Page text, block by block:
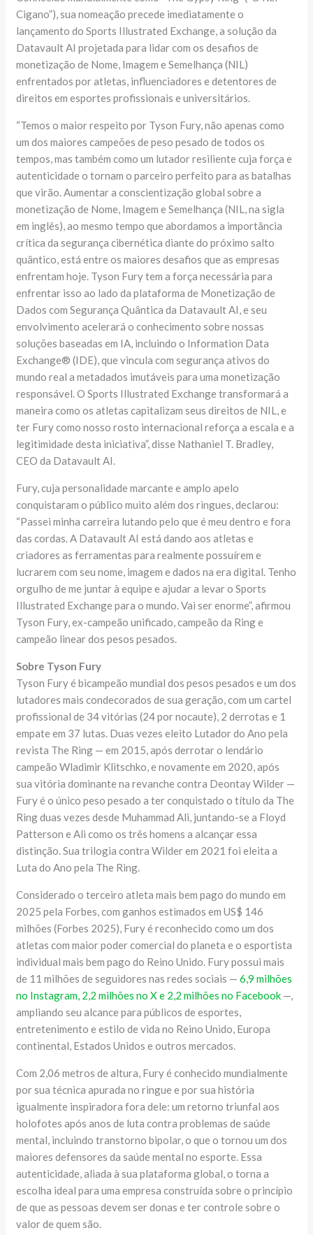
Cigano”), sua nomeação precede imediatamente o
lançamento do Sports Illustrated Exchange, a solução da
Datavault AI projetada para lidar com os desafios de
monetização de Nome, Imagem e Semelhança (NIL)
enfrentados por atletas, influenciadores e detentores de
direitos em esportes profissionais e universitários.
“Temos o maior respeito por Tyson Fury, não apenas como
um dos maiores campeões de peso pesado de todos os
tempos, mas também como um lutador resiliente cuja força e
autenticidade o tornam o parceiro perfeito para as batalhas
que virão. Aumentar a conscientização global sobre a
monetização de Nome, Imagem e Semelhança (NIL, na sigla
em inglês), ao mesmo tempo que abordamos a importância
crítica da segurança cibernética diante do próximo salto
quântico, está entre os maiores desafios que as empresas
enfrentam hoje. Tyson Fury tem a força necessária para
enfrentar isso ao lado da plataforma de Monetização de
Dados com Segurança Quântica da Datavault AI, e seu
envolvimento acelerará o conhecimento sobre nossas
soluções baseadas em IA, incluindo o Information Data
Exchange® (IDE), que vincula com segurança ativos do
mundo real a metadados imutáveis ​​para uma monetização
responsável. O Sports Illustrated Exchange transformará a
maneira como os atletas capitalizam seus direitos de NIL, e
ter Fury como nosso rosto internacional reforça a escala e a
legitimidade desta iniciativa”, disse Nathaniel T. Bradley,
CEO da Datavault AI.
Fury, cuja personalidade marcante e amplo apelo
conquistaram o público muito além dos ringues, declarou:
“Passei minha carreira lutando pelo que é meu dentro e fora
das cordas. A Datavault AI está dando aos atletas e
criadores as ferramentas para realmente possuírem e
lucrarem com seu nome, imagem e dados na era digital. Tenho
orgulho de me juntar à equipe e ajudar a levar o Sports
Illustrated Exchange para o mundo. Vai ser enorme”, afirmou
Tyson Fury, ex-campeão unificado, campeão da Ring e
campeão linear dos pesos pesados.
Sobre Tyson Fury
Tyson Fury é bicampeão mundial dos pesos pesados ​​e um dos
lutadores mais condecorados de sua geração, com um cartel
profissional de 34 vitórias (24 por nocaute), 2 derrotas e 1
empate em 37 lutas. Duas vezes eleito Lutador do Ano pela
revista The Ring — em 2015, após derrotar o lendário
campeão Wladimir Klitschko, e novamente em 2020, após
sua vitória dominante na revanche contra Deontay Wilder —
Fury é o único peso pesado a ter conquistado o título da The
Ring duas vezes desde Muhammad Ali, juntando-se a Floyd
Patterson e Ali como os três homens a alcançar essa
distinção. Sua trilogia contra Wilder em 2021 foi eleita a
Luta do Ano pela The Ring.
Considerado o terceiro atleta mais bem pago do mundo em
2025 pela Forbes, com ganhos estimados em US$ 146
milhões (Forbes 2025), Fury é reconhecido como um dos
atletas com maior poder comercial do planeta e o esportista
individual mais bem pago do Reino Unido. Fury possui mais
de 11 milhões de seguidores nas redes sociais —6,9 milhões
no Instagram, 2,2 milhões no X e 2,2 milhões no Facebook —,
ampliando seu alcance para públicos de esportes,
entretenimento e estilo de vida no Reino Unido, Europa
continental, Estados Unidos e outros mercados.
Com 2,06 metros de altura, Fury é conhecido mundialmente
por sua técnica apurada no ringue e por sua história
igualmente inspiradora fora dele: um retorno triunfal aos
holofotes após anos de luta contra problemas de saúde
mental, incluindo transtorno bipolar, o que o tornou um dos
maiores defensores da saúde mental no esporte. Essa
autenticidade, aliada à sua plataforma global, o torna a
escolha ideal para uma empresa construída sobre o princípio
de que as pessoas devem ser donas e ter controle sobre o
valor de quem são.